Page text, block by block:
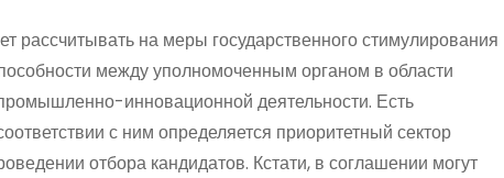
рассчитывать на меры государственного стимулирования
между уполномоченным органом в области
инновационной деятельности. Есть
с ним определяется приоритетный сектор
отбора кандидатов. Кстати, в соглашении могут